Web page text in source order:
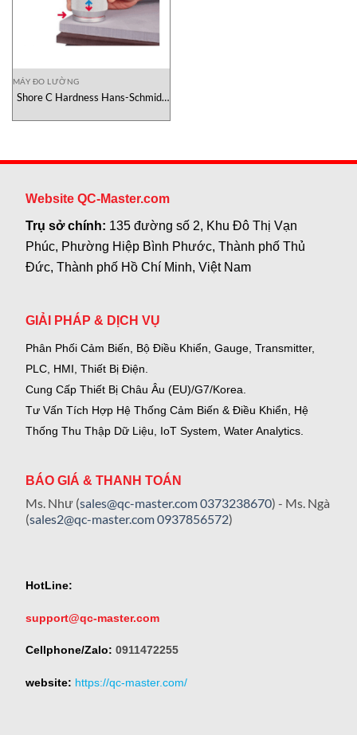
MÁY ĐO LƯỜNG
Shore C Hardness Hans-Schmidt
Website QC-Master.com
Trụ sở chính: 135 đường số 2, Khu Đô Thị Vạn
Phúc, Phường Hiệp Bình Phước, Thành phố Thủ
Đức, Thành phố Hồ Chí Minh, Việt Nam
GIẢI PHÁP & DỊCH VỤ
Phân Phối Cảm Biến, Bộ Điều Khiển, Gauge, Transmitter,
PLC, HMI, Thiết Bị Điện.
Cung Cấp Thiết Bị Châu Âu (EU)/G7/Korea.
Tư Vấn Tích Hợp Hệ Thống Cảm Biến & Điều Khiển, Hệ
Thống Thu Thập Dữ Liệu, IoT System, Water Analytics.
BÁO GIÁ & THANH TOÁN
Ms. Như (sales@qc-master.com0373238670) - Ms. Ngà
(sales2@qc-master.com0937856572)
HotLine:
support@qc-master.com
Cellphone/Zalo: 0911472255
website: https://qc-master.com/